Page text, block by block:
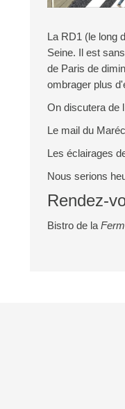
La RD1 (le long
Seine. Il est
de Paris de
ombrager plus
On discutera de
Le mail du
Les éclairages
Nous serions
Rendez-
Bistro de la